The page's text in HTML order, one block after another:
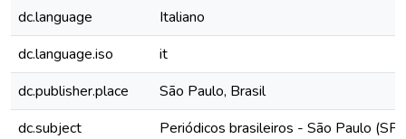
dc.language
Italiano
dc.language.iso
it
dc.publisher.place
São Paulo, Brasil
dc.subject
Periódicos brasileiros - São Paulo (SP)